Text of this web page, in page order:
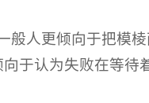
般人更倾向于把模
于认为失败在等待